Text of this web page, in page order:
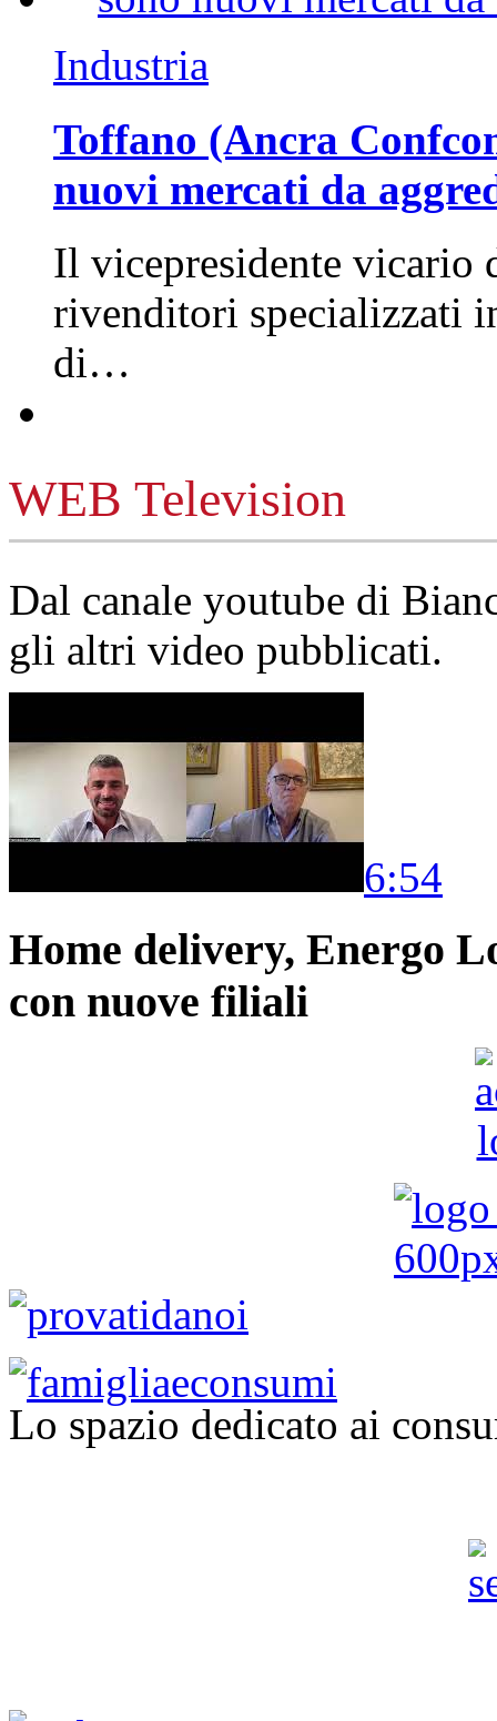
Industria
Toffano (Ancra
nuovi mercati da
Il vicepresidente vicario
rivenditori specializzati
di…
WEB Television
Dal canale youtube di
gli altri video pubblicati.
6:54
Home delivery, Energo
con nuove filiali
Lo spazio dedicato ai